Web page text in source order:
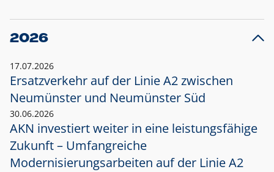
2026
17.07.2026
Ersatzverkehr auf der Linie A2 zwischen
Neumünster und Neumünster Süd
30.06.2026
AKN investiert weiter in eine leistungsfähige
Zukunft – Umfangreiche
Modernisierungsarbeiten auf der Linie A2